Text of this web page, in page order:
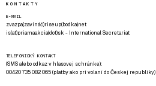
KONTAKTY
E-MAIL
zvazpa(zavináč)riseup(bodka)net
is(at)priamaakcia(dot)sk - International Secretariat
TELEFONICKÝ KONTAKT
(SMS alebo odkaz v hlasovej schránke):
00420 735 082 065 (platby ako pri volaní do Českej republiky)